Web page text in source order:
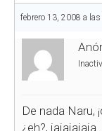
febrero 13, 2008 a
De nada Naru,
¿eh?, jajajajaja.